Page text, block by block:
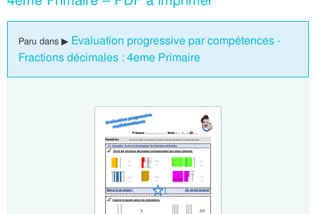
Paru dans ▶ Evaluation progressive par compétences -
Fractions décimales : 4eme Primaire